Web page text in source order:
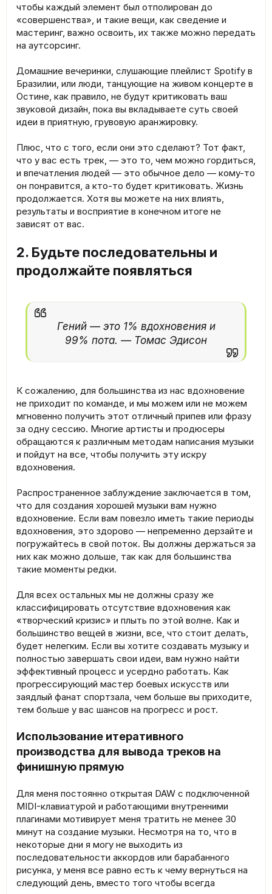
чтобы каждый элемент был отполирован до
«совершенства», и такие вещи, как сведение и
мастеринг, важно освоить, их также можно передать
на аутсорсинг.
Домашние вечеринки, слушающие плейлист Spotify в
Бразилии, или люди, танцующие на живом концерте в
Остине, как правило, не будут критиковать ваш
звуковой дизайн, пока вы вкладываете суть своей
идеи в приятную, грувовую аранжировку.
Плюс, что с того, если они это сделают? Тот факт,
что у вас есть трек, — это то, чем можно гордиться,
и впечатления людей — это обычное дело — кому-то
он понравится, а кто-то будет критиковать. Жизнь
продолжается. Хотя вы можете на них влиять,
результаты и восприятие в конечном итоге не
зависят от вас.
2. Будьте последовательны и
продолжайте появляться
Гений — это 1% вдохновения и
99% пота. — Томас Эдисон​
К сожалению, для большинства из нас вдохновение
не приходит по команде, и мы можем или не можем
мгновенно получить этот отличный припев или фразу
за одну сессию. Многие артисты и продюсеры
обращаются к различным методам написания музыки
и пойдут на все, чтобы получить эту искру
вдохновения.
Распространенное заблуждение заключается в том,
что для создания хорошей музыки вам нужно
вдохновение. Если вам повезло иметь такие периоды
вдохновения, это здорово — непременно дерзайте и
погружайтесь в свой поток. Вы должны держаться за
них как можно дольше, так как для большинства
такие моменты редки.
Для всех остальных мы не должны сразу же
классифицировать отсутствие вдохновения как
«творческий кризис» и плыть по этой волне. Как и
большинство вещей в жизни, все, что стоит делать,
будет нелегким. Если вы хотите создавать музыку и
полностью завершать свои идеи, вам нужно найти
эффективный процесс и усердно работать. Как
прогрессирующий мастер боевых искусств или
заядлый фанат спортзала, чем больше вы приходите,
тем больше у вас шансов на прогресс и рост.
Использование итеративного
производства для вывода треков на
финишную прямую
Для меня постоянно открытая DAW с подключенной
MIDI-клавиатурой и работающими внутренними
плагинами мотивирует меня тратить не менее 30
минут на создание музыки. Несмотря на то, что в
некоторые дни я могу не выходить из
последовательности аккордов или барабанного
рисунка, у меня все равно есть к чему вернуться на
следующий день, вместо того чтобы всегда